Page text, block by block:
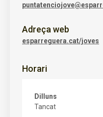
Adreça web
esparreguera.cat/joves
Horari
Dilluns
Tancat